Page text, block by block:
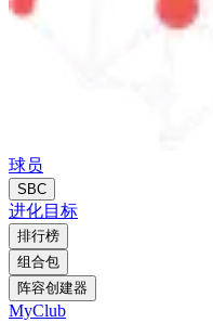
球员
SBC
进化目标
排行榜
组合包
阵容创建器
MyClub